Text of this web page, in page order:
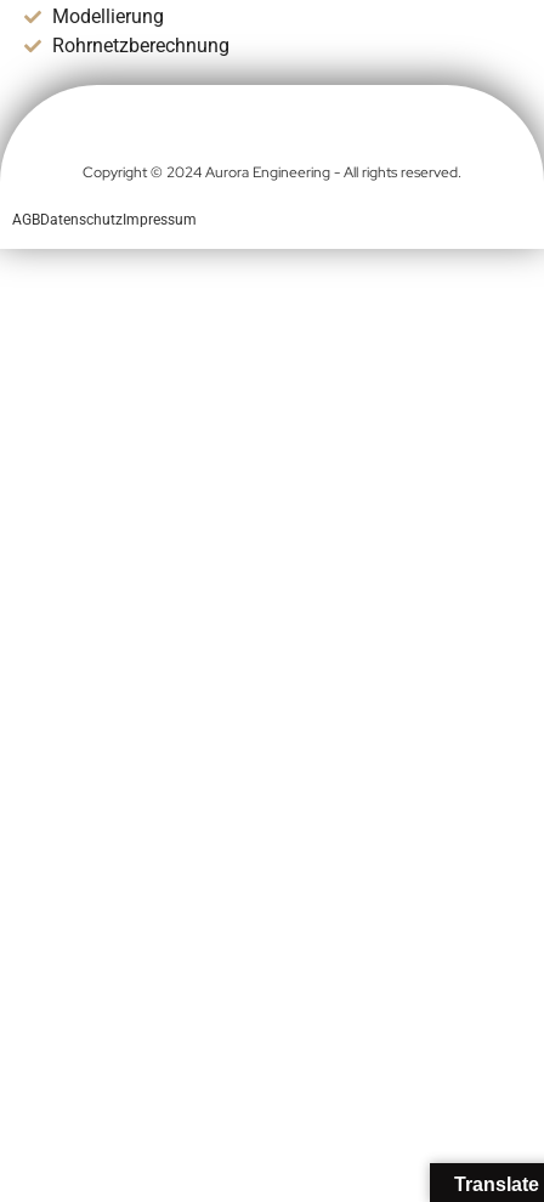
Modellierung
Rohrnetzberechnung
Copyright © 2024 Aurora Engineering - All rights reserved.
AGBDatenschutz Impressum
Translate